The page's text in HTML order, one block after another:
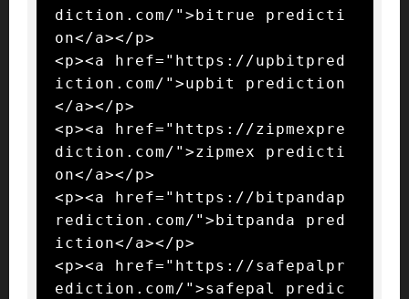
diction.com/">bitrue predicti
on</a></p>
<p><a href="https://upbitpred
iction.com/">upbit prediction
</a></p>
<p><a href="https://zipmexpre
diction.com/">zipmex predicti
on</a></p>
<p><a href="https://bitpandap
rediction.com/">bitpanda pred
iction</a></p>
<p><a href="https://safepalpr
ediction.com/">safepal predic